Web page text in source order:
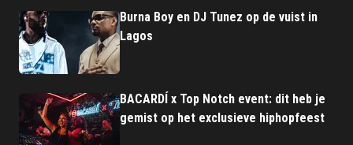
Burna Boy en DJ Tunez op de vuist in
Lagos
BACARDÍ x Top Notch event: dit heb je
gemist op het exclusieve hiphopfeest